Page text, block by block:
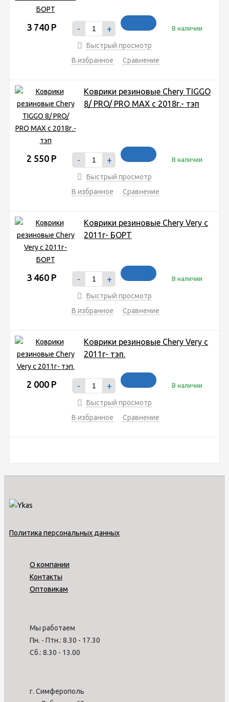
3 740 Р - + В наличии
Быстрый просмотр
В избранное
Сравнение
Коврики резиновые Chery TIGGO
8/ PRO/ PRO MAX c 2018г.- тэп
2 550 Р - + В наличии
Быстрый просмотр
В избранное
Сравнение
Коврики резиновые Chery Very с
2011г- БОРТ
3 460 Р - + В наличии
Быстрый просмотр
В избранное
Сравнение
Коврики резиновые Chery Very с
2011г- тэп.
2 000 Р - + В наличии
Быстрый просмотр
В избранное
Сравнение
Политика персональных данных
О компании
Контакты
Оптовикам
Мы работаем
Пн. - Птн.: 8.30 - 17.30
Сб.: 8.30 - 13.00
г. Симферополь